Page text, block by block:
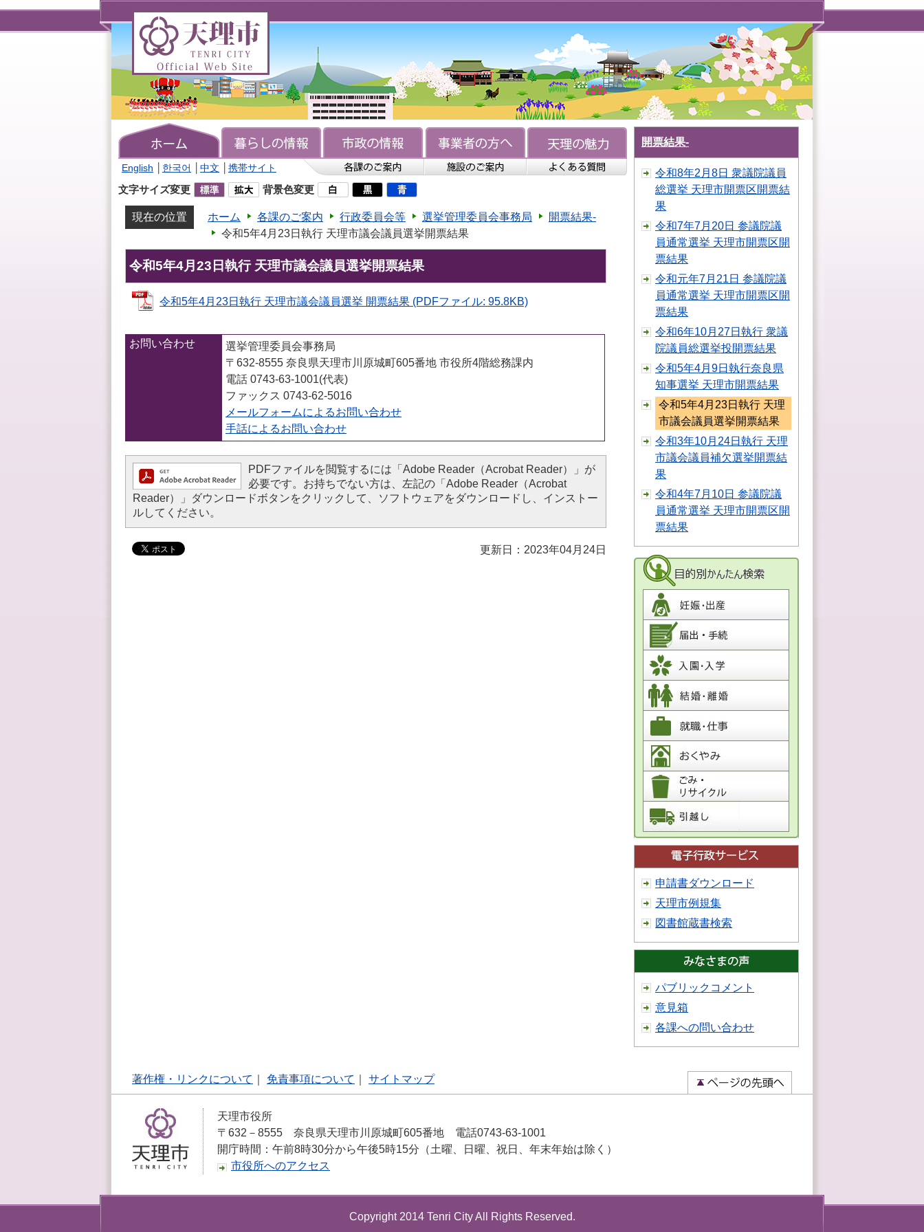
理
TENRI
Official
Site
English 한국어 中文 携帯サイト
文字サイズ変更 背景色変更
現在の位置 ホーム 各課のご案内 行政委員会等 選挙管理委員会事務局
開票結果-
令和5年4月23日執行 天理市議会議員選挙開票結果
令和5年4月23日執行 天理市議会議員選挙開票結果
令和5年4月23日執行 天理市議会議員選挙 開票結果 (PDFファイル: 95.8KB)
お問い合わせ
選挙管理委員会事務局
〒632-8555 奈良県天理市川原城町605番地 市役所4階総務課内
電話 0743-63-1001(代表)
ファックス 0743-62-5016
メールフォームによるお問い合わせ
手話によるお問い合わせ
PDFファイルを閲覧するには「Adobe Reader（Acrobat Reader）」が
必要です。お持ちでない方は、左記の「Adobe Reader（Acrobat
Reader）」ダウンロードボタンをクリックして、ソフトウェアをダウンロードし、インストー
ルしてください。
更新日：2023年04月24日
開票結果-
令和8年2月8日 衆議院議員
総選挙 天理市開票区開票結
果
令和7年7月20日 参議院議
員通常選挙 天理市開票区開
票結果
令和元年7月21日 参議院議
員通常選挙 天理市開票区開
票結果
令和6年10月27日執行 衆議
院議員総選挙投開票結果
令和5年4月9日執行奈良県
知事選挙 天理市開票結果
令和5年4月23日執行 天理
市議会議員選挙開票結果
令和3年10月24日執行 天理
市議会議員補欠選挙開票結
果
令和4年7月10日 参議院議
員通常選挙 天理市開票区開
票結果
申請書ダウンロード
天理市例規集
図書館蔵書検索
パブリックコメント
意見箱
各課への問い合わせ
著作権・リンクについて 免責事項について サイトマップ
天理市役所
〒632－8555 奈良県天理市川原城町605番地 電話0743-63-1001
開庁時間：午前8時30分から午後5時15分（土曜、日曜、祝日、年末年始は除く）
市役所へのアクセス
Copyright 2014 Tenri City All Rights Reserved.